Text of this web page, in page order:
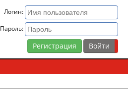
Логин:
Пароль:
Регистрация